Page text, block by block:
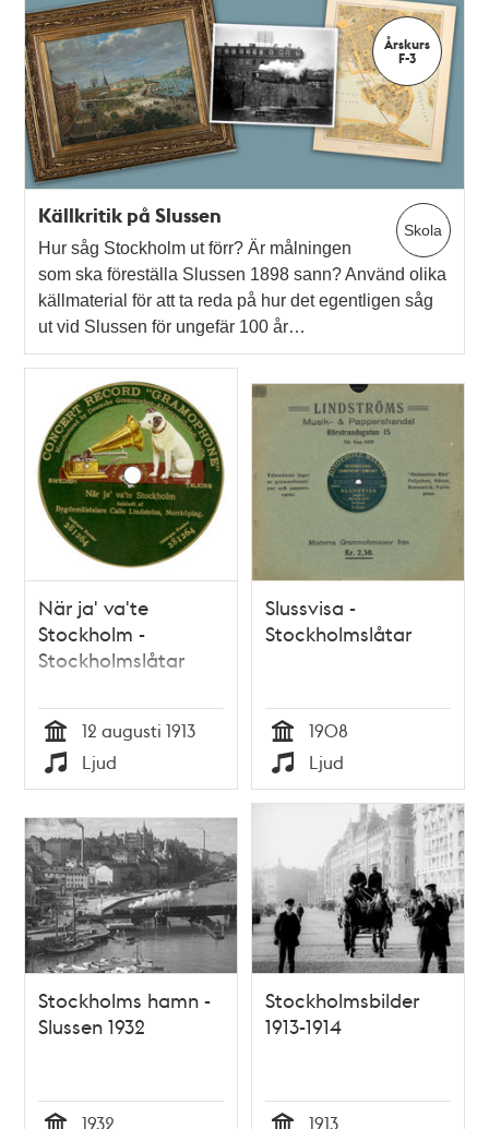
Årskurs
F-3
Skola
Källkritik på Slussen
Hur såg Stockholm ut förr? Är målningen
som ska föreställa Slussen 1898 sann? Använd olika
källmaterial för att ta reda på hur det egentligen såg
ut vid Slussen för ungefär 100 år…
När ja' va'te
Stockholm -
Stockholmslåtar
Tid
12 augusti 1913
Typ
Ljud
Slussvisa -
Stockholmslåtar
Tid
1908
Typ
Ljud
Stockholms hamn -
Slussen 1932
1932
Stockholmsbilder
1913-1914
1913